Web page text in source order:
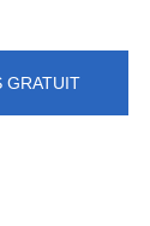
GRATUIT